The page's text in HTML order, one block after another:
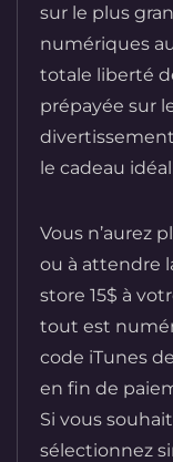
sur le plus
numériques
totale liberté
prépayée sur
le cadeau
Vous n’aurez
ou à attendre
store 15$ à
tout est
code iTunes
en fin de
Si vous
sélectionnez